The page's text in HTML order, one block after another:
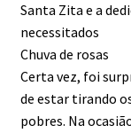
Santa Zita e a
necessitados
Chuva de rosas
Certa vez, foi
de estar tirando
pobres. Na